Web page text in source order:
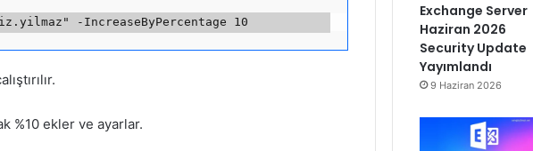
%10 ekler ve ayarlar.
Exchange Server
Haziran 2026
Security Update
Yayımlandı
9 Haziran 2026